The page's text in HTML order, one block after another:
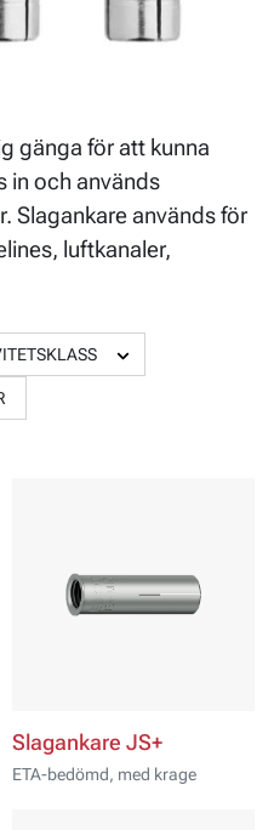
gänga för att kunna
in och används
Slagankare används för
luftkanaler,
Slagankare JS+
ETA-bedömd, med krage